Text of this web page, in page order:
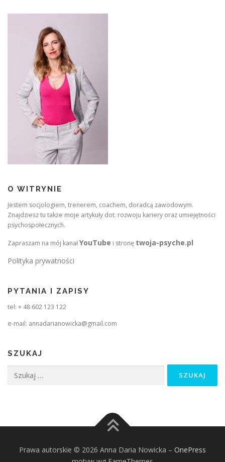
O WITRYNIE
Jestem socjologiem, trenerem, coachem, doradcą zawodowym.
Znajdziesz tu także moje artykuły dot. rozwoju kariery oraz umiejętności
psychospołecznych.
Zapraszam na mój kanałYouTube i stronę twoja-psyche.pl
Polityka prywatności
PYTANIA I ZAPISY
tel: + 48 602 123 122
e-mail: annadarianowicka@gmail.com
SZUKAJ
Prawa autorskie © 2026 Anna Daria Nowicka – OnePress